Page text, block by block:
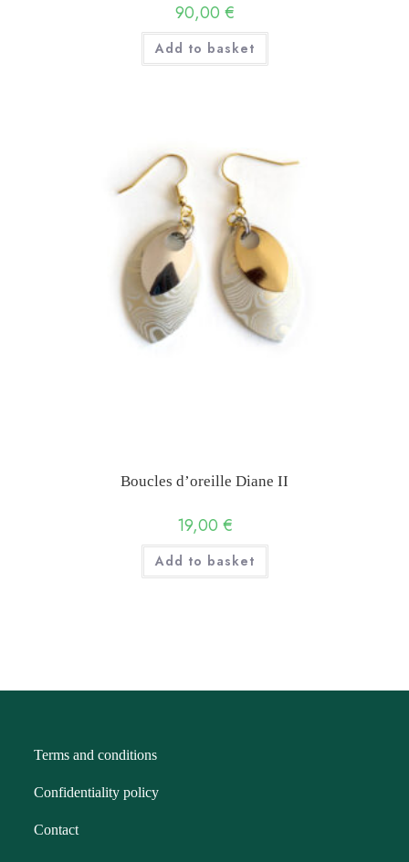
90,00 €
Add to basket
Boucles d’oreille Diane II
19,00 €
Add to basket
Terms and conditions
Confidentiality policy
Contact